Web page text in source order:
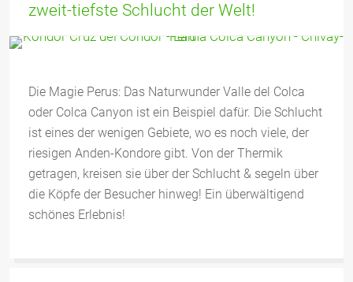
zweit-tiefste Schlucht der Welt!
Die Magie Perus: Das Naturwunder Valle del Colca
oder Colca Canyon ist ein Beispiel dafür. Die Schlucht
ist eines der wenigen Gebiete, wo es noch viele, der
riesigen Anden-Kondore gibt. Von der Thermik
getragen, kreisen sie über der Schlucht & segeln über
die Köpfe der Besucher hinweg! Ein überwältigend
schönes Erlebnis!